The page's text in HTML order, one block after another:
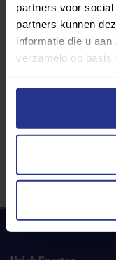
partners voor
partners kunnen
informatie die u
verzameld op basis
Programma van: